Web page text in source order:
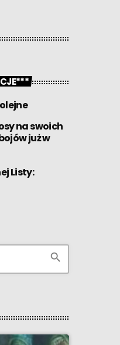
na swoich
już w
Listy:
search